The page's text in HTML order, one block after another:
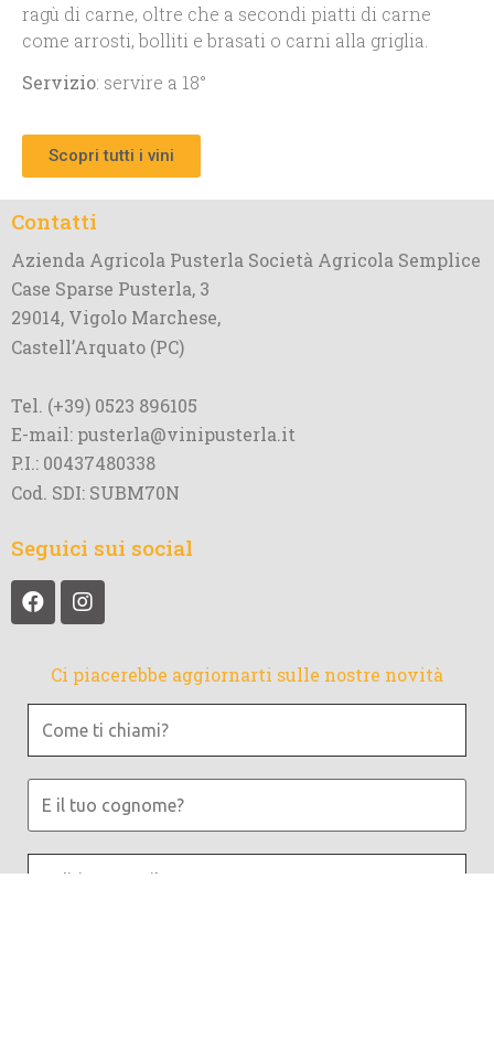
ragù di carne, oltre che a secondi piatti di carne
come arrosti, bolliti e brasati o carni alla griglia.
Servizio: servire a 18°
Scopri tutti i vini
Contatti
Azienda Agricola Pusterla Società Agricola Semplice
Case Sparse Pusterla, 3
29014, Vigolo Marchese,
Castell’Arquato (PC)
Tel. (+39) 0523 896105
E-mail: pusterla@vinipusterla.it
P.I.: 00437480338
Cod. SDI: SUBM70N
Seguici sui social
Ci piacerebbe aggiornarti sulle nostre novità
E
cognome?